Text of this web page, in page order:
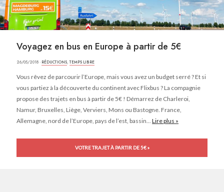
Voyagez en bus en Europe à partir de 5€
26/05/2018 · RÉDUCTIONS,TEMPS LIBRE
Vous rêvez de parcourir l’Europe, mais vous avez un budget serré ? Et si
vous partiez à la découverte du continent avec Flixbus ? La compagnie
propose des trajets en bus à partir de 5€ ! Démarrez de Charleroi,
Namur, Bruxelles, Liège, Verviers, Mons ou Bastogne. France,
Allemagne, nord de l’Europe, pays de l’est, bassin... Lire plus »
VOTRE TRAJET À PARTIR DE 5€ »